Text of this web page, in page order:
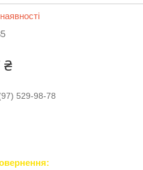
₴
529-98-78